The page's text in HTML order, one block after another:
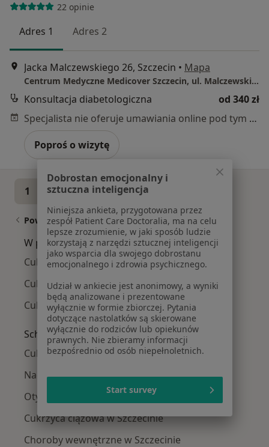
22 opinie
Adres 1 Adres 2
Jacka Malczewskiego 26, Szczecin • Mapa
Centrum Medyczne Medicover Szczecin, ul. Malczewskiego 26
Konsultacja diabetologiczna
od 340 zł
Specjalista nie oferuje umawiania online pod tym adresem.
Poproś o wizytę
1 2 3 4
Powiązane wyszukiwania
W pobliżu Szczecina
Cukrzyca typu 2 w Stargardzie
Cukrzyca typu 2 w Policach
Cukrzyca typu 2 w Goleniowie
Schorzenia w Szczecinie
Cukrzyca w Szczecinie
Nadciśnienie tętnicze w Szczecinie
Otyłość w Szczecinie
Cukrzyca ciążowa w Szczecinie
Choroby wewnętrzne w Szczecinie
Dobrostan emocjonalny i
sztuczna inteligencja
Niniejsza ankieta, przygotowana przez
zespół Patient Care Doctoralia, ma na celu
lepsze zrozumienie, w jaki sposób ludzie
korzystają z narzędzi sztucznej inteligencji
jako wsparcia dla swojego dobrostanu
emocjonalnego i zdrowia psychicznego.
Udział w ankiecie jest anonimowy, a wyniki
będą analizowane i prezentowane
wyłącznie w formie zbiorczej. Pytania
dotyczące nastolatków są skierowane
wyłącznie do rodziców lub opiekunów
prawnych. Nie zbieramy informacji
bezpośrednio od osób niepełnoletnich.
Start survey